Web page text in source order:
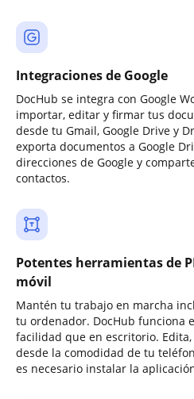
Integraciones de Google
DocHub se integra con Google
importar, editar y firmar tus
desde tu Gmail, Google Drive y
exporta documentos a Google
direcciones de Google y
contactos.
Potentes herramientas de
móvil
Mantén tu trabajo en marcha
tu ordenador. DocHub funciona
facilidad que en escritorio.
desde la comodidad de tu
es necesario instalar la